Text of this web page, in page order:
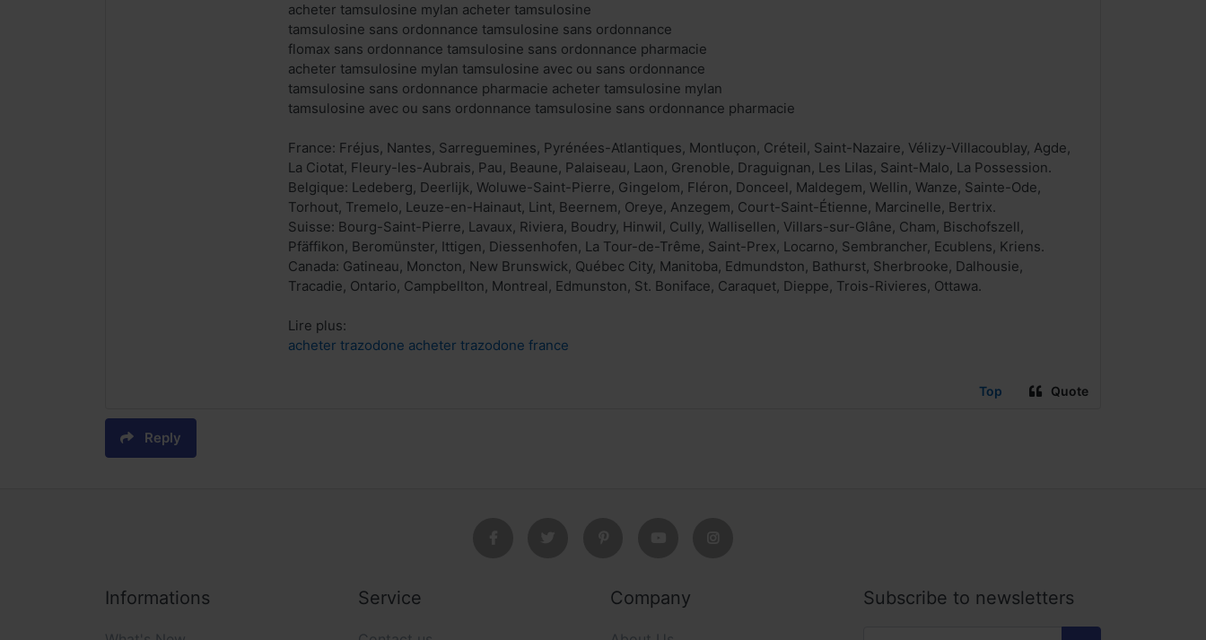
acheter tamsulosine mylan acheter tamsulosine
tamsulosine sans ordonnance tamsulosine sans ordonnance
flomax sans ordonnance tamsulosine sans ordonnance pharmacie
acheter tamsulosine mylan tamsulosine avec ou sans ordonnance
tamsulosine sans ordonnance pharmacie acheter tamsulosine mylan
tamsulosine avec ou sans ordonnance tamsulosine sans ordonnance pharmacie
France: Fréjus, Nantes, Sarreguemines, Pyrénées-Atlantiques, Montluçon, Créteil, Saint-Nazaire, Vélizy-Villacoublay, Agde,
La Ciotat, Fleury-les-Aubrais, Pau, Beaune, Palaiseau, Laon, Grenoble, Draguignan, Les Lilas, Saint-Malo, La Possession.
Belgique: Ledeberg, Deerlijk, Woluwe-Saint-Pierre, Gingelom, Fléron, Donceel, Maldegem, Wellin, Wanze, Sainte-Ode,
Torhout, Tremelo, Leuze-en-Hainaut, Lint, Beernem, Oreye, Anzegem, Court-Saint-Étienne, Marcinelle, Bertrix.
Suisse: Bourg-Saint-Pierre, Lavaux, Riviera, Boudry, Hinwil, Cully, Wallisellen, Villars-sur-Glâne, Cham, Bischofszell,
Pfäffikon, Beromünster, Ittigen, Diessenhofen, La Tour-de-Trême, Saint-Prex, Locarno, Sembrancher, Ecublens, Kriens.
Canada: Gatineau, Moncton, New Brunswick, Québec City, Manitoba, Edmundston, Bathurst, Sherbrooke, Dalhousie,
Tracadie, Ontario, Campbellton, Montreal, Edmunston, St. Boniface, Caraquet, Dieppe, Trois-Rivieres, Ottawa.
Lire plus:
acheter trazodone acheter trazodone france
Top Quote
Reply
Informations Service Company Subscribe to newsletters